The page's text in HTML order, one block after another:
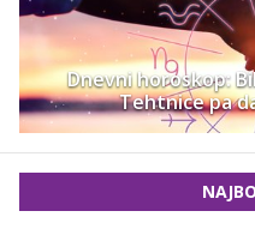
Dnevni horoskop:
Tehtnice pa